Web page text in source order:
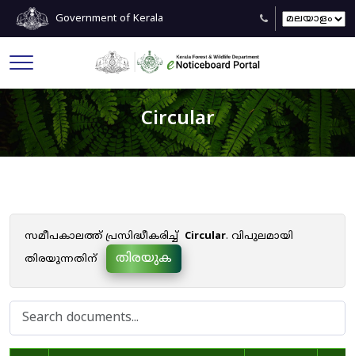
Government of Kerala
Circular
സമീപകാലത്ത് പ്രസിദ്ധീകരിച്ച് Circular. വിപുലമായി
തിരയുന്നതിന്
തിരയുക